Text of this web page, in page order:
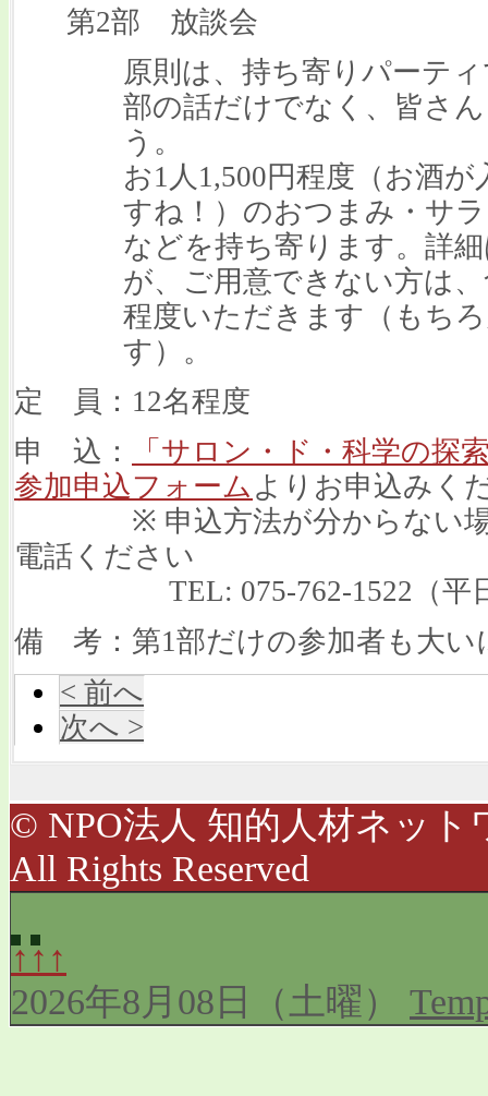
第2部 放談会
原則は、持ち寄りパーテ
部の話だけでなく、皆さ
う。
お1人1,500円程度（お酒
すね！）のおつまみ・サ
などを持ち寄ります。詳
が、ご用意できない方は
程度いただきます（もち
す）。
定 員：12名程度
申 込：
「サロン・ド・科学の探
参加申込フォーム よりお申込みく
※ 申込方法が分からない場合
電話ください
TEL: 075-762-1522（平日
備 考：第1部だけの参加者も大い
< 前へ
次へ >
© NPO法人 知的人材ネット
All Rights Reserved
↑↑↑
2026年8月08日（土曜）